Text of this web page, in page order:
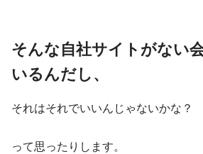
そんな自社サイトがない
いるんだし、
それはそれでいいんじゃないかな？
って思ったりします。